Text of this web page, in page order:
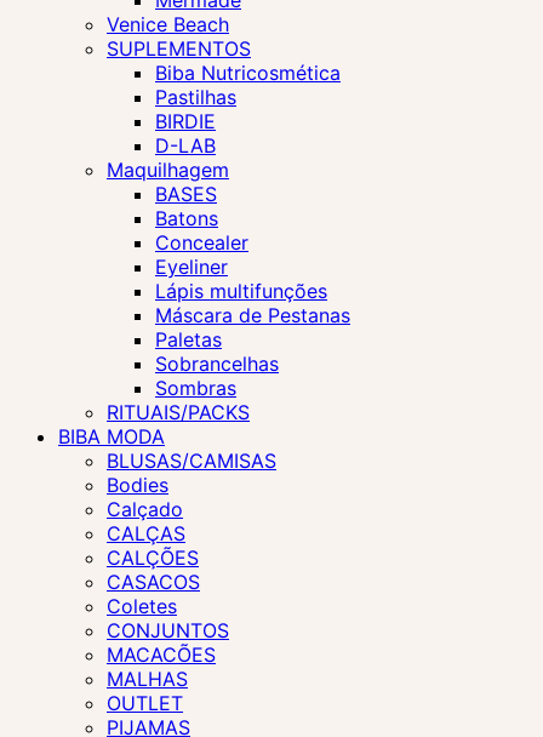
Venice Beach
SUPLEMENTOS
Biba Nutricosmética
Pastilhas
BIRDIE
D-LAB
Maquilhagem
BASES
Batons
Concealer
Eyeliner
Lápis multifunções
Máscara de Pestanas
Paletas
Sobrancelhas
Sombras
RITUAIS/PACKS
BIBA MODA
BLUSAS/CAMISAS
Bodies
Calçado
CALÇAS
CALÇÕES
CASACOS
Coletes
CONJUNTOS
MACACÕES
MALHAS
OUTLET
PIJAMAS